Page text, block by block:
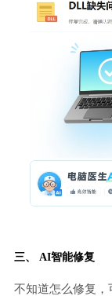
三、 AI智能修复
不知道怎么修复